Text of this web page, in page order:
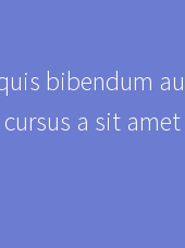
bibendum
a sit